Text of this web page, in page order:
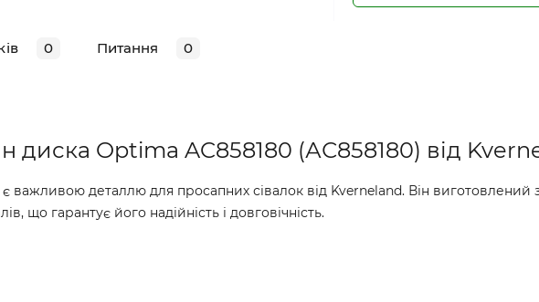
0 Питання 0
диска Optima AC858180 (АС858180) від
важливою деталлю для просапних сівалок від Kverneland. Він виготовлений
що гарантує його надійність і довговічність.